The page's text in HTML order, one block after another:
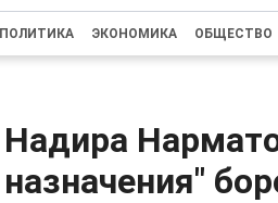
ПОЛИТИКА ЭКОНОМИКА ОБЩЕСТВО
Надира
назначения"